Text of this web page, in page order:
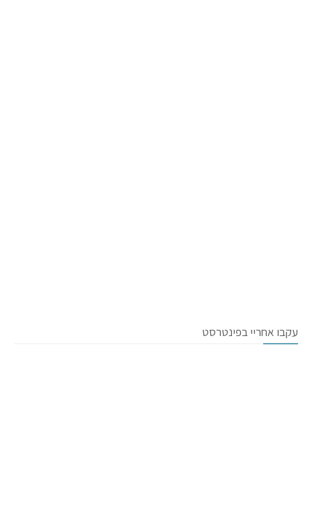
עקבו אחריי בפינטרסט